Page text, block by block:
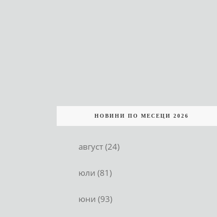
НОВИНИ ПО МЕСЕЦИ 2026
август (24)
юли (81)
юни (93)